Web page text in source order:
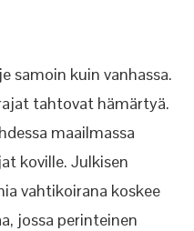
samoin kuin vanhassa.
tahtovat hämärtyä.
maailmassa
koville. Julkisen
vahtikoirana koskee
jossa perinteinen